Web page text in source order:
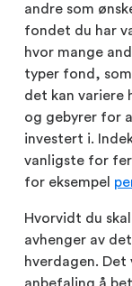
andre som
fondet du har
hvor mange
typer fond,
det kan variere
og gebyrer for
investert i.
vanligste for
for eksempel
Hvorvidt du
avhenger av
hverdagen.